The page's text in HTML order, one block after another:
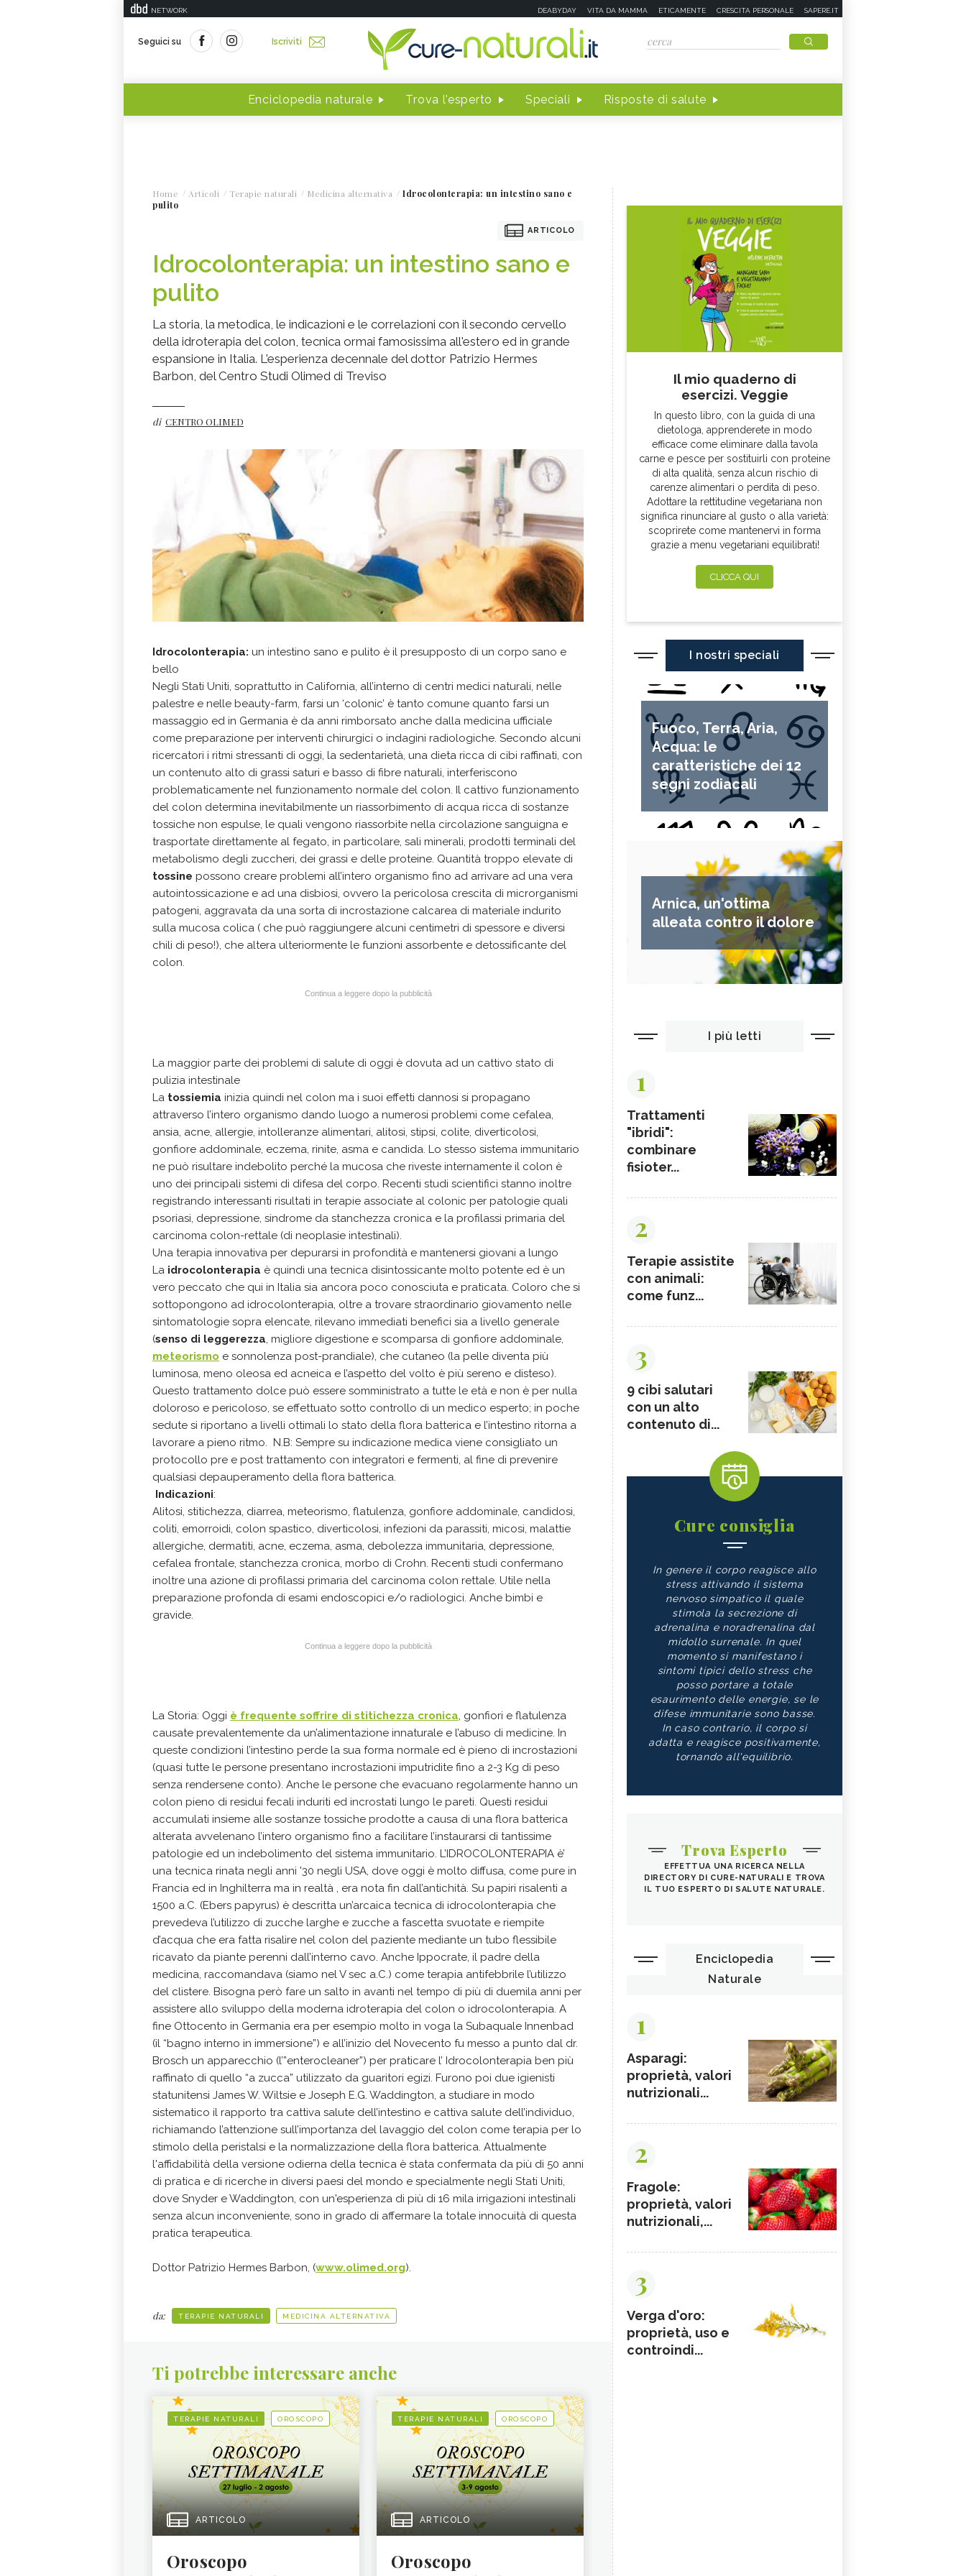
NETWORK DEABYDAY VITA DA MAMMA ETICAMENTE CRESCITA PERSONALE SAPERE.IT
Seguici su Iscriviti
Enciclopedia naturale Trova l'esperto Speciali Risposte di salute
Home Articoli Terapie naturali Medicina alternativa
Idrocolonterapia: un intestino sano e
pulito
ARTICOLO
Idrocolonterapia: un intestino sano e
pulito
La storia, la metodica, le indicazioni e le correlazioni con il secondo cervello
della idroterapia del colon, tecnica ormai famosissima all'estero ed in grande
espansione in Italia. L'esperienza decennale del dottor Patrizio Hermes
Barbon, del Centro Studi Olimed di Treviso
di CENTRO OLIMED
Idrocolonterapia: un intestino sano e pulito è il presupposto di un corpo sano e
bello
Negli Stati Uniti, soprattutto in California, all’interno di centri medici naturali, nelle
palestre e nelle beauty-farm, farsi un ‘colonic’ è tanto comune quanto farsi un
massaggio ed in Germania è da anni rimborsato anche dalla medicina ufficiale
come preparazione per interventi chirurgici o indagini radiologiche. Secondo alcuni
ricercatori i ritmi stressanti di oggi, la sedentarietà, una dieta ricca di cibi raffinati, con
un contenuto alto di grassi saturi e basso di fibre naturali, interferiscono
problematicamente nel funzionamento normale del colon. Il cattivo funzionamento
del colon determina inevitabilmente un riassorbimento di acqua ricca di sostanze
tossiche non espulse, le quali vengono riassorbite nella circolazione sanguigna e
trasportate direttamente al fegato, in particolare, sali minerali, prodotti terminali del
metabolismo degli zuccheri, dei grassi e delle proteine. Quantità troppo elevate di
tossine possono creare problemi all’intero organismo fino ad arrivare ad una vera
autointossicazione e ad una disbiosi, ovvero la pericolosa crescita di microrganismi
patogeni, aggravata da una sorta di incrostazione calcarea di materiale indurito
sulla mucosa colica ( che può raggiungere alcuni centimetri di spessore e diversi
chili di peso!), che altera ulteriormente le funzioni assorbente e detossificante del
colon.
Continua a leggere dopo la pubblicità
La maggior parte dei problemi di salute di oggi è dovuta ad un cattivo stato di
pulizia intestinale
La tossiemia inizia quindi nel colon ma i suoi effetti dannosi si propagano
attraverso l’intero organismo dando luogo a numerosi problemi come cefalea,
ansia, acne, allergie, intolleranze alimentari, alitosi, stipsi, colite, diverticolosi,
gonfiore addominale, eczema, rinite, asma e candida. Lo stesso sistema immunitario
ne può risultare indebolito perché la mucosa che riveste internamente il colon è
uno dei principali sistemi di difesa del corpo. Recenti studi scientifici stanno inoltre
registrando interessanti risultati in terapie associate al colonic per patologie quali
psoriasi, depressione, sindrome da stanchezza cronica e la profilassi primaria del
carcinoma colon-rettale (di neoplasie intestinali).
Una terapia innovativa per depurarsi in profondità e mantenersi giovani a lungo
La idrocolonterapia è quindi una tecnica disintossicante molto potente ed è un
vero peccato che qui in Italia sia ancora poco conosciuta e praticata. Coloro che si
sottopongono ad idrocolonterapia, oltre a trovare straordinario giovamento nelle
sintomatologie sopra elencate, rilevano immediati benefici sia a livello generale
(senso di leggerezza, migliore digestione e scomparsa di gonfiore addominale,
meteorismo e sonnolenza post-prandiale), che cutaneo (la pelle diventa più
luminosa, meno oleosa ed acneica e l’aspetto del volto è più sereno e disteso).
Questo trattamento dolce può essere somministrato a tutte le età e non è per nulla
doloroso e pericoloso, se effettuato sotto controllo di un medico esperto; in poche
sedute si riportano a livelli ottimali lo stato della flora batterica e l’intestino ritorna a
lavorare a pieno ritmo. N.B: Sempre su indicazione medica viene consigliato un
protocollo pre e post trattamento con integratori e fermenti, al fine di prevenire
qualsiasi depauperamento della flora batterica.
Indicazioni:
Alitosi, stitichezza, diarrea, meteorismo, flatulenza, gonfiore addominale, candidosi,
coliti, emorroidi, colon spastico, diverticolosi, infezioni da parassiti, micosi, malattie
allergiche, dermatiti, acne, eczema, asma, debolezza immunitaria, depressione,
cefalea frontale, stanchezza cronica, morbo di Crohn. Recenti studi confermano
inoltre una azione di profilassi primaria del carcinoma colon rettale. Utile nella
preparazione profonda di esami endoscopici e/o radiologici. Anche bimbi e
gravide.
Continua a leggere dopo la pubblicità
La Storia: Oggi è frequente soffrire di stitichezza cronica, gonfiori e flatulenza
causate prevalentemente da un’alimentazione innaturale e l’abuso di medicine. In
queste condizioni l’intestino perde la sua forma normale ed è pieno di incrostazioni
(quasi tutte le persone presentano incrostazioni imputridite fino a 2-3 Kg di peso
senza rendersene conto). Anche le persone che evacuano regolarmente hanno un
colon pieno di residui fecali induriti ed incrostati lungo le pareti. Questi residui
accumulati insieme alle sostanze tossiche prodotte a causa di una flora batterica
alterata avvelenano l’intero organismo fino a facilitare l’instaurarsi di tantissime
patologie ed un indebolimento del sistema immunitario. L’IDROCOLONTERAPIA è’
una tecnica rinata negli anni '30 negli USA, dove oggi è molto diffusa, come pure in
Francia ed in Inghilterra ma in realtà , era nota fin dall’antichità. Su papiri risalenti a
1500 a.C. (Ebers papyrus) è descritta un’arcaica tecnica di idrocolonterapia che
prevedeva l’utilizzo di zucche larghe e zucche a fascetta svuotate e riempite
d’acqua che era fatta risalire nel colon del paziente mediante un tubo flessibile
ricavato da piante perenni dall’interno cavo. Anche Ippocrate, il padre della
medicina, raccomandava (siamo nel V sec a.C.) come terapia antifebbrile l’utilizzo
del clistere. Bisogna però fare un salto in avanti nel tempo di più di duemila anni per
assistere allo sviluppo della moderna idroterapia del colon o idrocolonterapia. A
fine Ottocento in Germania era per esempio molto in voga la Subaquale Innenbad
(il “bagno interno in immersione”) e all’inizio del Novecento fu messo a punto dal dr.
Brosch un apparecchio (l’”enterocleaner”) per praticare l’ Idrocolonterapia ben più
raffinato di quello “a zucca” utilizzato da guaritori egizi. Furono poi due igienisti
statunitensi James W. Wiltsie e Joseph E.G. Waddington, a studiare in modo
sistematico il rapporto tra cattiva salute dell’intestino e cattiva salute dell’individuo,
richiamando l’attenzione sull’importanza del lavaggio del colon come terapia per lo
stimolo della peristalsi e la normalizzazione della flora batterica. Attualmente
l'affidabilità della versione odierna della tecnica è stata confermata da più di 50 anni
di pratica e di ricerche in diversi paesi del mondo e specialmente negli Stati Uniti,
dove Snyder e Waddington, con un'esperienza di più di 16 mila irrigazioni intestinali
senza alcun inconveniente, sono in grado di affermare la totale innocuità di questa
pratica terapeutica.
Dottor Patrizio Hermes Barbon, (www.olimed.org).
da: TERAPIE NATURALI MEDICINA ALTERNATIVA
Ti potrebbe interessare anche
TERAPIE NATURALI OROSCOPO
ARTICOLO
Oroscopo
TERAPIE NATURALI OROSCOPO
ARTICOLO
Oroscopo
Il mio quaderno di
esercizi. Veggie
In questo libro, con la guida di una
dietologa, apprenderete in modo
efficace come eliminare dalla tavola
carne e pesce per sostituirli con proteine
di alta qualità, senza alcun rischio di
carenze alimentari o perdita di peso.
Adottare la rettitudine vegetariana non
significa rinunciare al gusto o alla varietà:
scoprirete come mantenervi in forma
grazie a menu vegetariani equilibrati!
CLICCA QUI
I nostri speciali
Fuoco, Terra, Aria,
Acqua: le
caratteristiche dei 12
segni zodiacali
Arnica, un'ottima
alleata contro il dolore
I più letti
1
Trattamenti
"ibridi":
combinare
fisioter...
2
Terapie assistite
con animali:
come funz...
3
9 cibi salutari
con un alto
contenuto di...
Cure consiglia
In genere il corpo reagisce allo
stress attivando il sistema
nervoso simpatico il quale
stimola la secrezione di
adrenalina e noradrenalina dal
midollo surrenale. In quel
momento si manifestano i
sintomi tipici dello stress che
posso portare a totale
esaurimento delle energie, se le
difese immunitarie sono basse.
In caso contrario, il corpo si
adatta e reagisce positivamente,
tornando all'equilibrio.
Trova Esperto
EFFETTUA UNA RICERCA NELLA
DIRECTORY DI CURE-NATURALI E TROVA
IL TUO ESPERTO DI SALUTE NATURALE.
Enciclopedia
Naturale
1
Asparagi:
proprietà, valori
nutrizionali...
2
Fragole:
proprietà, valori
nutrizionali,...
3
Verga d'oro:
proprietà, uso e
controindi...